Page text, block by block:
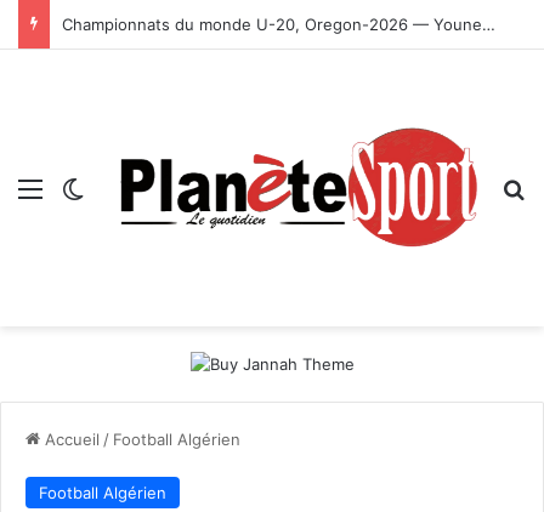
Championnats du monde U-20, Oregon-2026 — Younes Ayachi décroche la médaille d’or
Menu Switch skin
Accueil / Football Algérien
Football Algérien